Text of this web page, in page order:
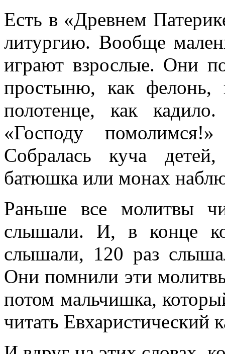
Есть в «Древнем
литургию. Вообще
играют взрослые. Они
простыню, как фелонь,
полотенце, как
«Господу
Собралась куча
батюшка или монах
Раньше все молитвы
слышали. И, в конце
слышали, 120 раз
Они помнили эти
потом мальчишка,
читать Евхаристический